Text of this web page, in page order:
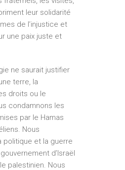
leur solidarité
de l’injustice et
une paix juste et
ne saurait justifier
terre, la
droits ou le
condamnons les
par le Hamas
Nous
politique et la guerre
d’Israël
palestinien. Nous